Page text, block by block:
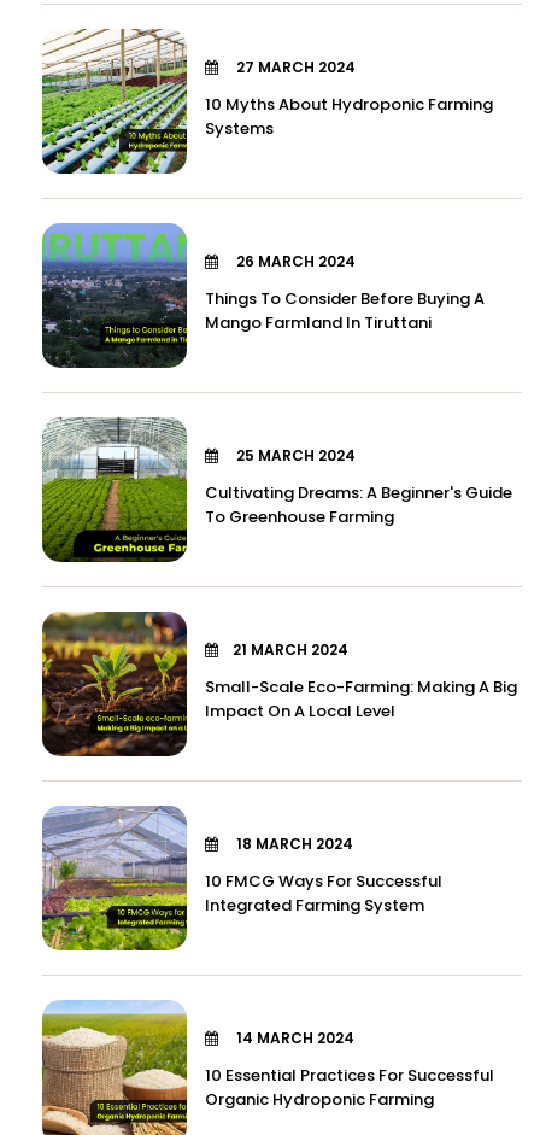
27 MARCH 2024
10 Myths About Hydroponic Farming
Systems
26 MARCH 2024
Things To Consider Before Buying A
Mango Farmland In Tiruttani
25 MARCH 2024
Cultivating Dreams: A Beginner's Guide
To Greenhouse Farming
21 MARCH 2024
Small-Scale Eco-Farming: Making A Big
Impact On A Local Level
18 MARCH 2024
10 FMCG Ways For Successful
Integrated Farming System
14 MARCH 2024
10 Essential Practices For Successful
Organic Hydroponic Farming